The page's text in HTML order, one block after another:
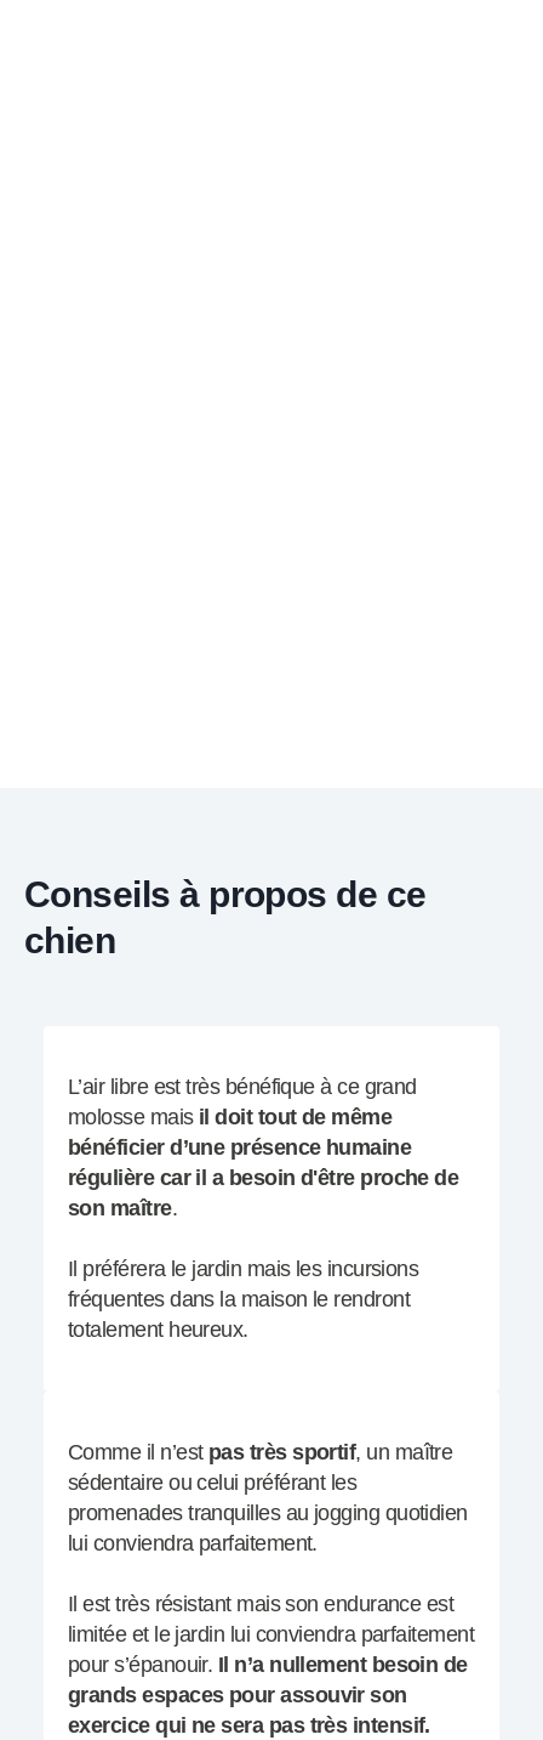
Conseils à propos de ce
chien
L’air libre est très bénéfique à ce grand
molosse mais il doit tout de même
bénéficier d’une présence humaine
régulière car il a besoin d'être proche de
son maître.
Il préférera le jardin mais les incursions
fréquentes dans la maison le rendront
totalement heureux.
Comme il n’est pas très sportif, un maître
sédentaire ou celui préférant les
promenades tranquilles au jogging quotidien
lui conviendra parfaitement.
Il est très résistant mais son endurance est
limitée et le jardin lui conviendra parfaitement
pour s’épanouir. Il n’a nullement besoin de
grands espaces pour assouvir son
exercice qui ne sera pas très intensif.